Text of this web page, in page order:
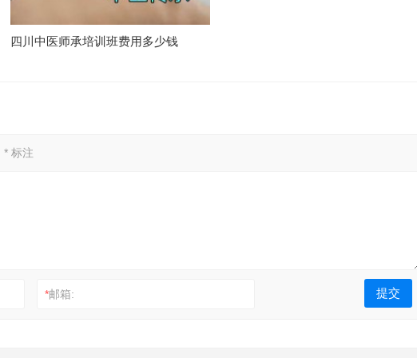
四川中医师承培训班费用多少钱
* 标注
*邮箱: